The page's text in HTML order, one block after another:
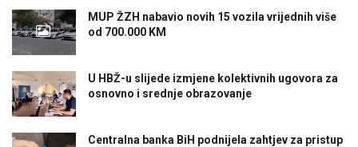
MUP ŽZH nabavio novih 15 vozila vrijednih više
od 700.000 KM
U HBŽ-u slijede izmjene kolektivnih ugovora za
osnovno i srednje obrazovanje
Centralna banka BiH podnijela zahtjev za pristup